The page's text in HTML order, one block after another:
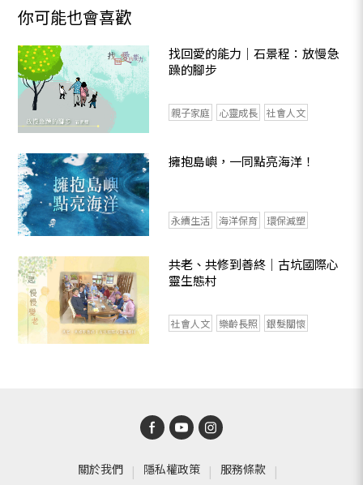
你可能也會喜歡
找回愛的能力｜石景程：放慢急
躁的腳步
親子家庭 心靈成長 社會人文
擁抱島嶼，一同點亮海洋！
永續生活 海洋保育 環保減塑
共老、共修到善終｜古坑國際心
靈生態村
社會人文 樂齡長照 銀髮關懷
關於我們 隱私權政策
服務條款